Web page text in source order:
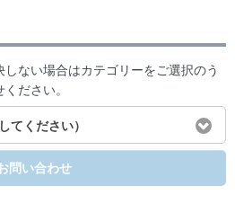
しない場合はカテゴリーをご選択のう
ださい。
てください）
問い合わせ